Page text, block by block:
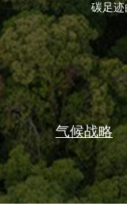
碳足
气候战略